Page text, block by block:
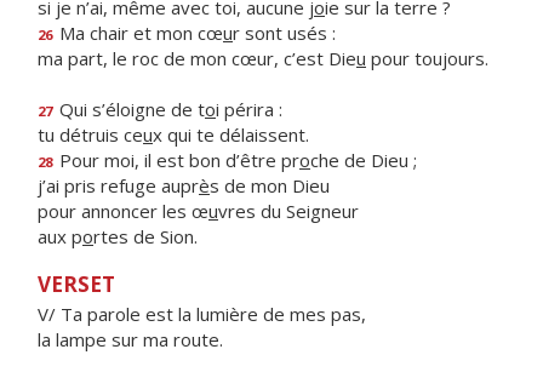
si je n’ai, même avec toi, aucune joie sur la terre ?
26 Ma chair et mon cœur sont usés :
ma part, le roc de mon cœur, c’est Dieu pour toujours.
27 Qui s’éloigne de toi périra :
tu détruis ceux qui te délaissent.
28 Pour moi, il est bon d’être proche de Dieu ;
j’ai pris refuge auprès de mon Dieu
pour annoncer les œuvres du Seigneur
aux portes de Sion.
VERSET
V/ Ta parole est la lumière de mes pas,
la lampe sur ma route.